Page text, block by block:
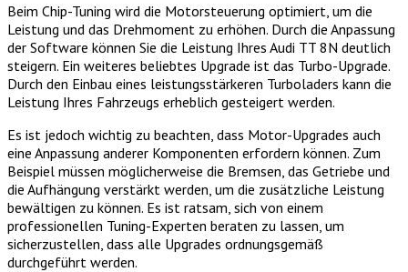
Beim Chip-Tuning wird die Motorsteuerung optimiert, um die
Leistung und das Drehmoment zu erhöhen. Durch die Anpassung
der Software können Sie die Leistung Ihres Audi TT 8N deutlich
steigern. Ein weiteres beliebtes Upgrade ist das Turbo-Upgrade.
Durch den Einbau eines leistungsstärkeren Turboladers kann die
Leistung Ihres Fahrzeugs erheblich gesteigert werden.
Es ist jedoch wichtig zu beachten, dass Motor-Upgrades auch
eine Anpassung anderer Komponenten erfordern können. Zum
Beispiel müssen möglicherweise die Bremsen, das Getriebe und
die Aufhängung verstärkt werden, um die zusätzliche Leistung
bewältigen zu können. Es ist ratsam, sich von einem
professionellen Tuning-Experten beraten zu lassen, um
sicherzustellen, dass alle Upgrades ordnungsgemäß
durchgeführt werden.